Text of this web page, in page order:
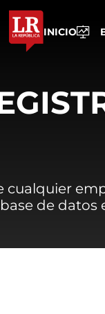
INICIO
cualquier
de